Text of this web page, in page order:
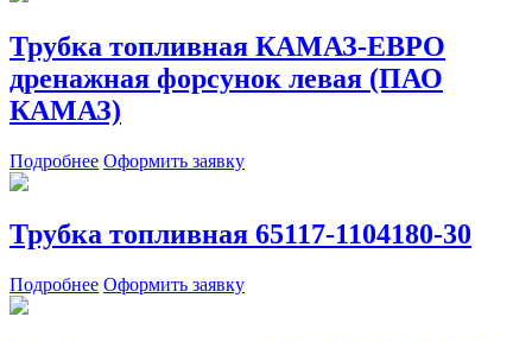
Трубка топливная КАМАЗ-ЕВРО
дренажная форсунок левая (ПАО
КАМАЗ)
Подробнее Оформить заявку
Трубка топливная 65117-1104180-30
Подробнее Оформить заявку